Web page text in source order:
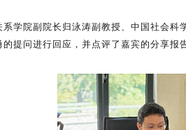
学院副院长归泳涛副教授、中国社会
提问进行回应，并点评了嘉宾的分享报